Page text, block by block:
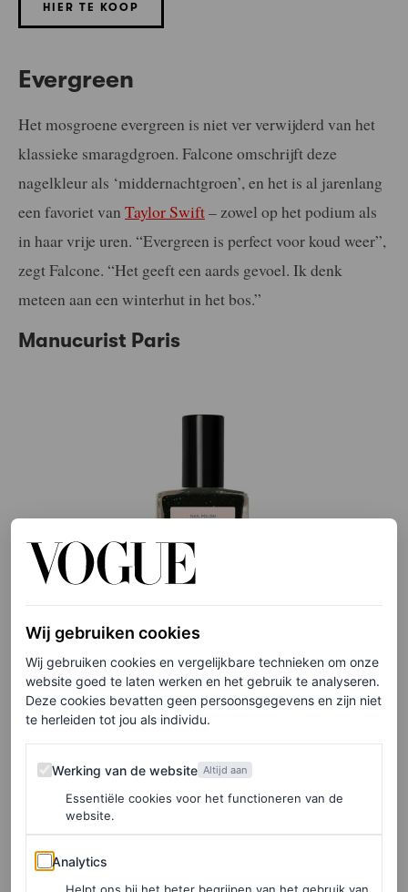
HIER TE KOOP
Evergreen
Het mosgroene evergreen is niet ver verwijderd van het
klassieke smaragdgroen. Falcone omschrijft deze
nagelkleur als ‘middernachtgroen’, en het is al jarenlang
een favoriet van Taylor Swift– zowel op het podium als
in haar vrije uren. “Evergreen is perfect voor koud weer”,
zegt Falcone. “Het geeft een aards gevoel. Ik denk
meteen aan een winterhut in het bos.”
Manucurist Paris
©MANUCURIST PARIS
Groene nagellak in de kleur Poison, € 14
Chocoladebruin
Wij gebruiken cookies
Wij gebruiken cookies en vergelijkbare technieken om onze
website goed te laten werken en het gebruik te analyseren.
Deze cookies bevatten geen persoonsgegevens en zijn niet
te herleiden tot jou als individu.
Werking van de website
Werking van de website Altijd aan
Essentiële cookies voor het functioneren van de
website.
Analytics
Analytics